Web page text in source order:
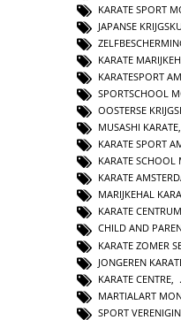
KARATE SPORT
JAPANSE
KARATE
KARATESPORT
SPORTSCHOOL
OOSTERSE
MUSASHI KARATE,
KARATE SPORT
KARATE
KARATE
MARIJKEHAL
KARATE CENTRUM
CHILD AND
KARATE ZOMER
JONGEREN
KARATE CENTRE
MARTIALART
SPORT